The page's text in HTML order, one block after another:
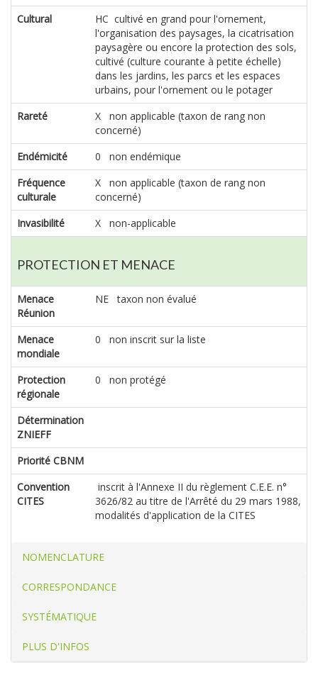
Cultural
HC cultivé en grand pour l'ornement,
l'organisation des paysages, la cicatrisation
paysagère ou encore la protection des sols,
cultivé (culture courante à petite échelle)
dans les jardins, les parcs et les espaces
urbains, pour l'ornement ou le potager
Rareté
X non applicable (taxon de rang non
concerné)
Endémicité
0 non endémique
Fréquence
culturale
X non applicable (taxon de rang non
concerné)
Invasibilité
X non-applicable
PROTECTION ET MENACE
Menace
Réunion
NE taxon non évalué
Menace
mondiale
0 non inscrit sur la liste
Protection
régionale
0 non protégé
Détermination
ZNIEFF
Priorité CBNM
Convention
CITES
inscrit à l'Annexe II du règlement C.E.E. n°
3626/82 au titre de l'Arrêté du 29 mars 1988,
modalités d'application de la CITES
NOMENCLATURE
CORRESPONDANCE
SYSTÉMATIQUE
PLUS D'INFOS